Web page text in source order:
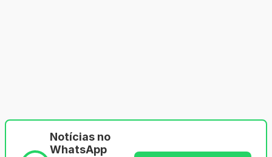
Notícias no
WhatsApp